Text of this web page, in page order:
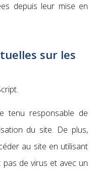
depuis leur mise en
sur les
tenu responsable de
du site. De plus,
au site en utilisant
de virus et avec un